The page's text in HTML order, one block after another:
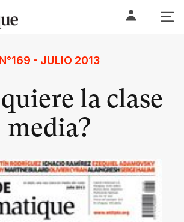
N°169 - JULIO 2013
la clase
media?